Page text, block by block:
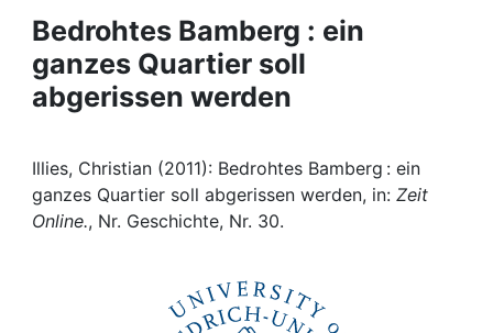
Projects
People
Awards
Bedrohtes Bamberg : ein
ganzes Quartier soll
abgerissen werden
Illies, Christian (2011): Bedrohtes Bamberg : ein
ganzes Quartier soll abgerissen werden, in: Zeit
Online., Nr. Geschichte, Nr. 30.